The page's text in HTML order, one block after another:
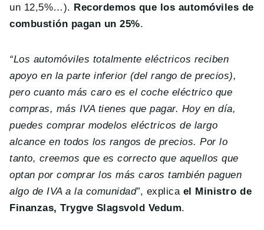
un 12,5%…). Recordemos que los automóviles de
combustión pagan un 25%.
“Los automóviles totalmente eléctricos reciben
apoyo en la parte inferior (del rango de precios),
pero cuanto más caro es el coche eléctrico que
compras, más IVA tienes que pagar. Hoy en día,
puedes comprar modelos eléctricos de largo
alcance en todos los rangos de precios. Por lo
tanto, creemos que es correcto que aquellos que
optan por comprar los más caros también paguen
algo de IVA a la comunidad”, explica el Ministro de
Finanzas, Trygve Slagsvold Vedum.